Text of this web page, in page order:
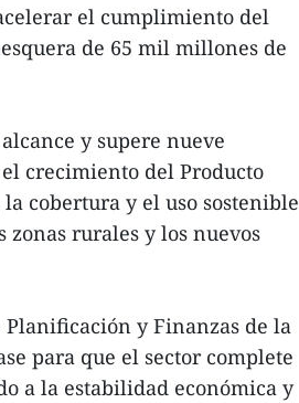
el cumplimiento del
de 65 mil millones de
y supere nueve
crecimiento del Producto
cobertura y el uso sostenible
zonas rurales y los nuevos
y Finanzas de la
para que el sector complete
a la estabilidad económica y